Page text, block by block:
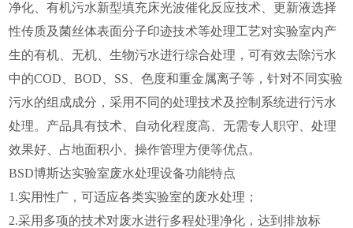
净化、有机污水新型填充床光波催化反应技术、更新液选择
性传质及菌丝体表面分子印迹技术等处理工艺对实验室内产
生的有机、无机、生物污水进行综合处理，可有效去除污水
中的COD、BOD、SS、色度和重金属离子等，针对不同实验
污水的组成成分，采用不同的处理技术及控制系统进行污水
处理。产品具有技术、自动化程度高、无需专人职守、处理
效果好、占地面积小、操作管理方便等优点。
BSD博斯达实验室废水处理设备功能特点
1.实用性广，可适应各类实验室的废水处理；
2.采用多项的技术对废水进行多程处理净化，达到排放标